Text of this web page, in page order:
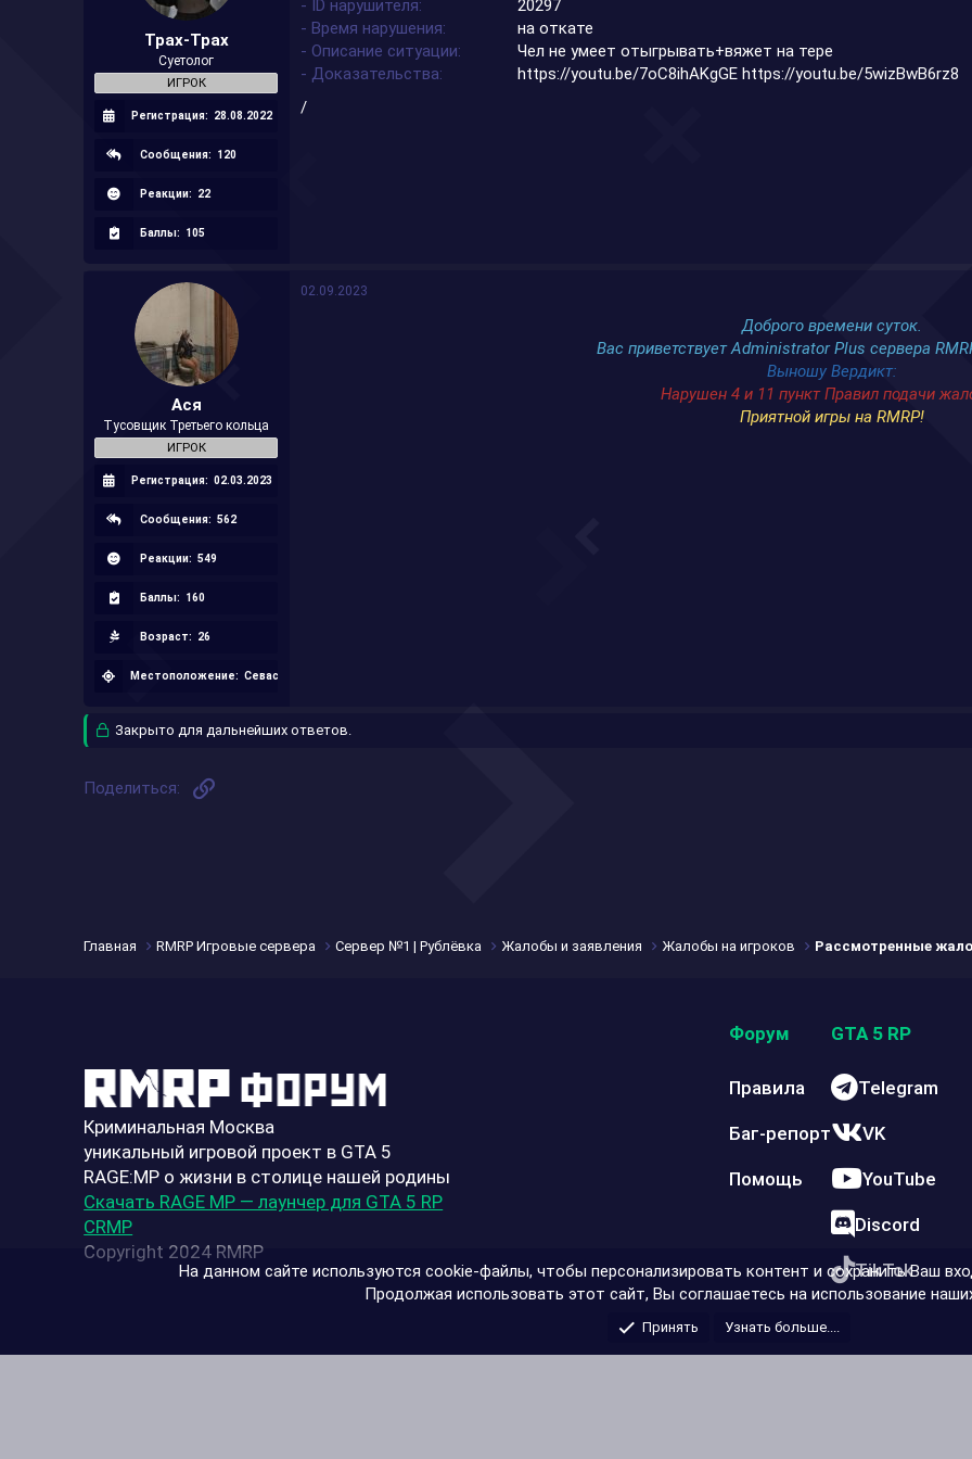
а
Трах-Трах
Суетолог
ИГРОК
Регистрация: 28.08.2022
Сообщения: 120
Реакции: 22
Баллы: 105
- ID нарушителя
20297
- Время нарушения
на откате
- Описание ситуации
Чел не умеет отыгрывать+вяжет на тере
- Доказательства
https://youtu.be/7oC8ihAKgGE https://youtu.be/5wizBwB6rz8
/
Ася
Тусовщик Третьего кольца
ИГРОК
Регистрация: 02.03.2023
Сообщения: 562
Реакции: 549
Баллы: 160
Возраст: 26
Местоположение: Севастополь
02.09.2023
Доброго времени суток.
Вас приветствует Administrator Plus сервера
Выношу Вердикт:
Нарушен 4 и 11 пункт Правил подачи
Приятной игры на RMRP!
Закрыто для дальнейших ответов.
Поделиться:
Главная RMRP Игровые сервера Сервер №1 | Рублёвка Жалобы и заявления Жалобы на игроков Рассмотренные
Криминальная Москва
уникальный игровой проект в GTA 5
RAGE:MP о жизни в столице нашей родины
Скачать RAGE MP — лаунчер для GTA 5 RP
CRMP
Copyright 2024 RMRP
Форум
Правила
Баг-репорт
Помощь
GTA 5 RP
Telegram
VK
YouTube
Discord
TikTok
На данном сайте используются cookie-файлы, чтобы персонализировать контент и сохранить Ваш
Продолжая использовать этот сайт, Вы соглашаетесь на использование
Принять Узнать больше....